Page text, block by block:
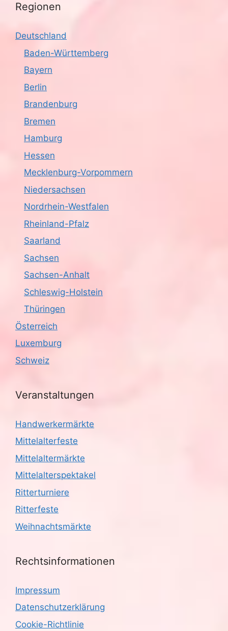
Regionen
Deutschland
Baden-Württemberg
Bayern
Berlin
Brandenburg
Bremen
Hamburg
Hessen
Mecklenburg-Vorpommern
Niedersachsen
Nordrhein-Westfalen
Rheinland-Pfalz
Saarland
Sachsen
Sachsen-Anhalt
Schleswig-Holstein
Thüringen
Österreich
Luxemburg
Schweiz
Veranstaltungen
Handwerkermärkte
Mittelalterfeste
Mittelaltermärkte
Mittelalterspektakel
Ritterturniere
Ritterfeste
Weihnachtsmärkte
Rechtsinformationen
Impressum
Datenschutzerklärung
Cookie-Richtlinie